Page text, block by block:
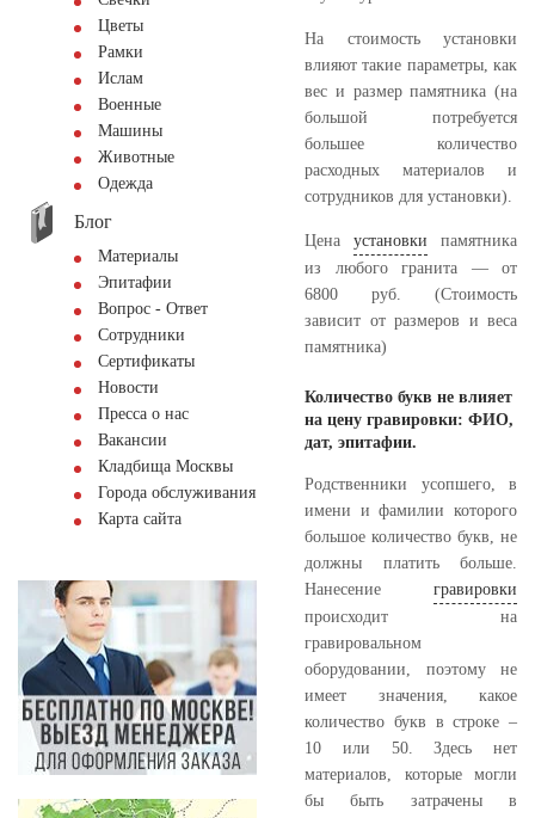
Цветы
Рамки
Ислам
Военные
Машины
Животные
Одежда
Блог
Материалы
Эпитафии
Вопрос - Ответ
Сотрудники
Сертификаты
Новости
Пресса о нас
Вакансии
Кладбища Москвы
Города обслуживания
Карта сайта
На стоимость установки
влияют такие параметры, как
вес и размер памятника (на
большой потребуется
большее количество
расходных материалов и
сотрудников для установки).
Цена установки памятника
из любого гранита — от
6800 руб. (Стоимость
зависит от размеров и веса
памятника)
Количество букв не влияет
на цену гравировки: ФИО,
дат, эпитафии.
Родственники усопшего, в
имени и фамилии которого
большое количество букв, не
должны платить больше.
Нанесение гравировки
происходит на
гравировальном
оборудовании, поэтому не
имеет значения, какое
количество букв в строке –
10 или 50. Здесь нет
материалов, которые могли
бы быть затрачены в